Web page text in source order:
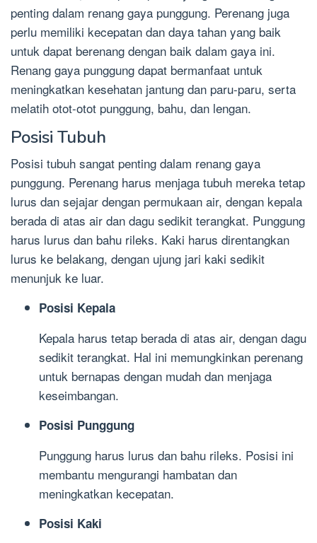
penting dalam renang gaya punggung. Perenang juga
perlu memiliki kecepatan dan daya tahan yang baik
untuk dapat berenang dengan baik dalam gaya ini.
Renang gaya punggung dapat bermanfaat untuk
meningkatkan kesehatan jantung dan paru-paru, serta
melatih otot-otot punggung, bahu, dan lengan.
Posisi Tubuh
Posisi tubuh sangat penting dalam renang gaya
punggung. Perenang harus menjaga tubuh mereka tetap
lurus dan sejajar dengan permukaan air, dengan kepala
berada di atas air dan dagu sedikit terangkat. Punggung
harus lurus dan bahu rileks. Kaki harus direntangkan
lurus ke belakang, dengan ujung jari kaki sedikit
menunjuk ke luar.
Posisi Kepala
Kepala harus tetap berada di atas air, dengan dagu
sedikit terangkat. Hal ini memungkinkan perenang
untuk bernapas dengan mudah dan menjaga
keseimbangan.
Posisi Punggung
Punggung harus lurus dan bahu rileks. Posisi ini
membantu mengurangi hambatan dan
meningkatkan kecepatan.
Posisi Kaki